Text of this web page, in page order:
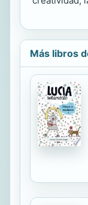
Más libros